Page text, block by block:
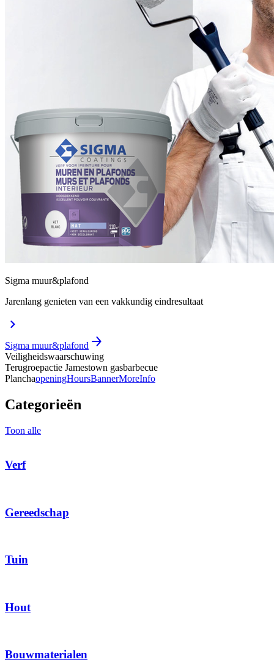
Sigma muur&plafond
Jarenlang genieten van een vakkundig eindresultaat
Sigma muur&plafond
Veiligheidswaarschuwing
Terugroepactie Jamestown gasbarbecue
PlanchaopeningHoursBannerMoreInfo
Categorieën
Toon alle
Verf
Gereedschap
Tuin
Hout
Bouwmaterialen